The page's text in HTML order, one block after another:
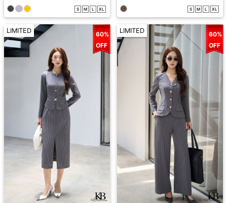
S M L XL S M L XL
LIMITED
60%
OFF
LIMITED
60%
OFF